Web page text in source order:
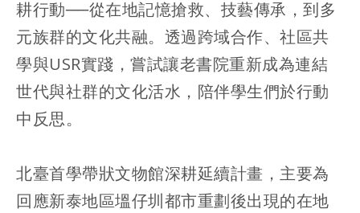
耕行動──從在地記憶搶救、技藝傳承，到多
元族群的文化共融。透過跨域合作、社區共
學與USR實踐，嘗試讓老書院重新成為連結
世代與社群的文化活水，陪伴學生們於行動
中反思。
北臺首學帶狀文物館深耕延續計畫，主要為
回應新泰地區塭仔圳都市重劃後出現的在地